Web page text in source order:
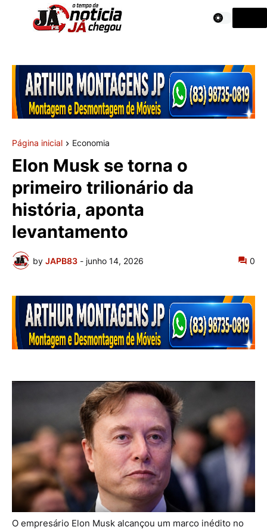
Página inicial Economia
Elon Musk se torna o
primeiro trilionário da
história, aponta
levantamento
by JAPB83 - junho 14, 2026 0
O empresário Elon Musk alcançou um marco inédito no